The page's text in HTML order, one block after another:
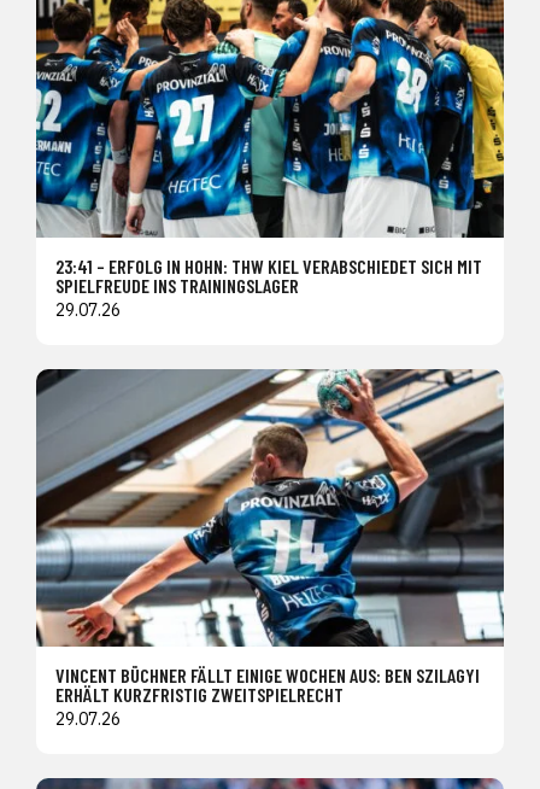
23:41 – ERFOLG IN HOHN: THW KIEL VERABSCHIEDET SICH MIT
SPIELFREUDE INS TRAININGSLAGER
29.07.26
VINCENT BÜCHNER FÄLLT EINIGE WOCHEN AUS: BEN SZILAGYI
ERHÄLT KURZFRISTIG ZWEITSPIELRECHT
29.07.26